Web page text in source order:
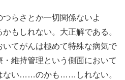
つらさとか一切関係ないよ
もしれない。大正解である。
てがんは極めて特殊な病気で
維持管理という側面において
ない……のかも……しれない。